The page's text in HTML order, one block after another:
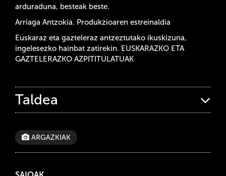
arduraduna, besteak beste.
Arriaga Antzokia. Produkzioaren estreinaldia
Euskaraz eta gazteleraz antzeztutako ikuskizuna,
ingelesezko hainbat zatirekin. EUSKARAZKO ETA
GAZTELERAZKO AZPITITULATUAK
Taldea
ARGAZKIAK